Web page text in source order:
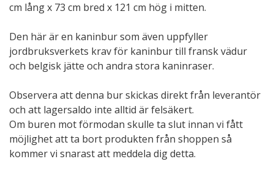
cm lång x 73 cm bred x 121 cm hög i mitten.
Den här är en kaninbur som även uppfyller
jordbruksverkets krav för kaninbur till fransk vädur
och belgisk jätte och andra stora kaninraser.
Observera att denna bur skickas direkt från leverantör
och att lagersaldo inte alltid är felsäkert.
Om buren mot förmodan skulle ta slut innan vi fått
möjlighet att ta bort produkten från shoppen så
kommer vi snarast att meddela dig detta.